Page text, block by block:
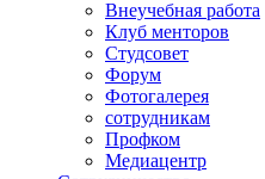
Внеучебная работа
Клуб менторов
Студсовет
Форум
Фотогалерея
сотрудникам
Профком
Медиацентр